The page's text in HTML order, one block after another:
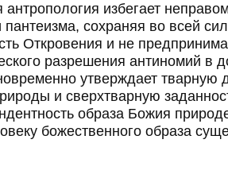
антропология избегает
пантеизма, сохраняя во всей
Откровения и не
разрешения антиномий в
утверждает тварную
и сверхтварную
образа Божия
божественного образа